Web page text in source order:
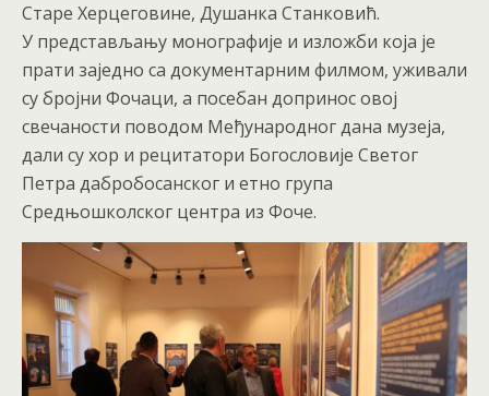
Старе Херцеговине, Душанка Станковић.
У представљању монографије и изложби која је
прати заједно са документарним филмом, уживали
су бројни Фочаци, а посебан допринос овој
свечаности поводом Међународног дана музеја,
дали су хор и рецитатори Богословије Светог
Петра дабробосанског и етно група
Средњошколског центра из Фоче.